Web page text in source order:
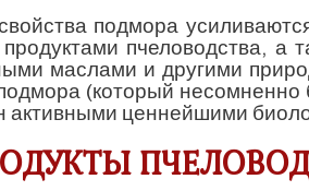
подмора
пчеловодства,
маслами и другими
(который
активными ценнейшими